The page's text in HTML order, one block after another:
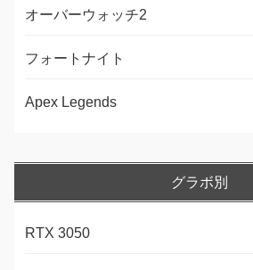
オーバーウォッチ2
フォートナイト
Apex Legends
グラボ別
RTX 3050